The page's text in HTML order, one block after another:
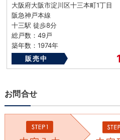
大阪府大阪市淀川区十三本町1丁目
阪急神戸本線
十三駅 徒歩8分
総戸数：49戸
築年数：1974年
販売中
1
お問合せ